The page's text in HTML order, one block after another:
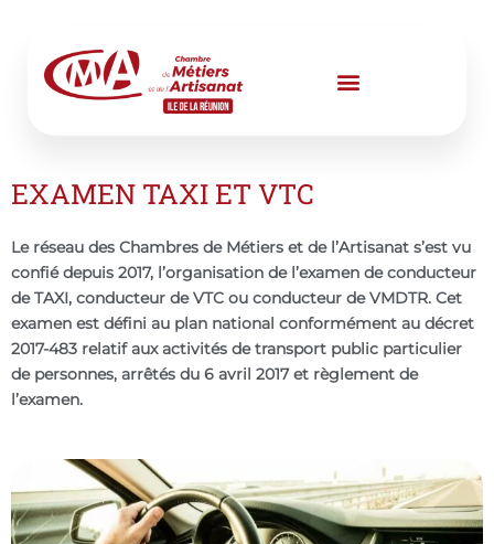
contenu
EXAMEN TAXI ET VTC
Le réseau des Chambres de Métiers et de l’Artisanat s’est vu
confié depuis 2017, l’organisation de l’examen de conducteur
de TAXI, conducteur de VTC ou conducteur de VMDTR. Cet
examen est défini au plan national conformément au décret
2017-483 relatif aux activités de transport public particulier
de personnes, arrêtés du 6 avril 2017 et règlement de
l’examen.